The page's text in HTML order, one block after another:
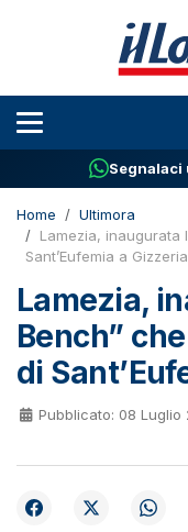
Segnalaci
Home
Ultimora
Lamezia, inaugurata
Sant’Eufemia a Gizzeria
Lamezia,
Bench”
di
Pubblicato: 08 Luglio